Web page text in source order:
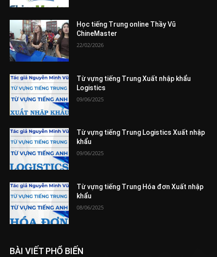
Học tiếng Trung online Thầy Vũ
ChineMaster
22/02/2026
Từ vựng tiếng Trung Xuất nhập khẩu
Logistics
09/06/2025
Từ vựng tiếng Trung Logistics Xuất nhập
khẩu
09/06/2025
Từ vựng tiếng Trung Hóa đơn Xuất nhập
khẩu
08/06/2025
BÀI VIẾT PHỔ BIẾN